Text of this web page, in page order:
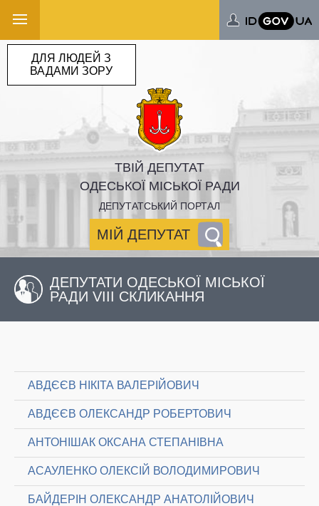
ТВІЙ ДЕПУТАТ
ОДЕСЬКОЇ МІСЬКОЇ РАДИ
ДЕПУТАТСЬКИЙ ПОРТАЛ
МІЙ ДЕПУТАТ
ДЛЯ ЛЮДЕЙ З
ВАДАМИ ЗОРУ
ДЕПУТАТИ ОДЕСЬКОЇ МІСЬКОЇ
РАДИ VIII СКЛИКАННЯ
АВДЄЄВ НІКІТА ВАЛЕРІЙОВИЧ
АВДЄЄВ ОЛЕКСАНДР РОБЕРТОВИЧ
АНТОНІШАК ОКСАНА СТЕПАНІВНА
АСАУЛЕНКО ОЛЕКСІЙ ВОЛОДИМИРОВИЧ
БАЙДЕРІН ОЛЕКСАНДР АНАТОЛІЙОВИЧ